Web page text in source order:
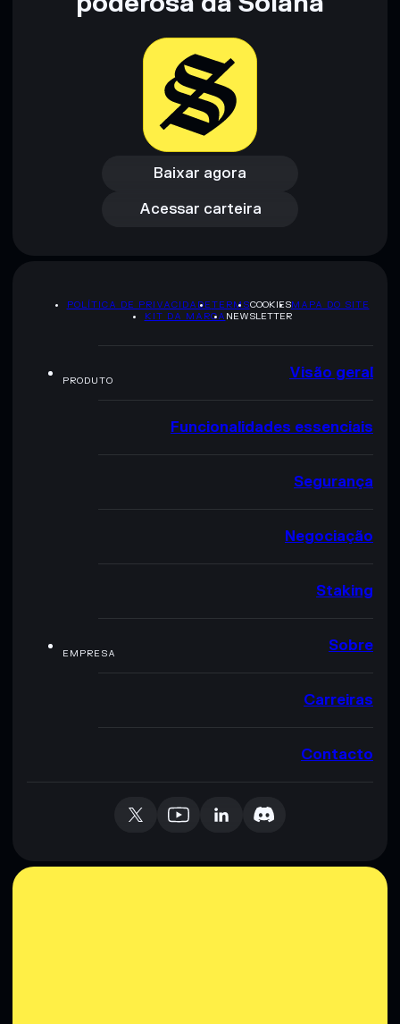
Baixar agora
Baixar agora
Acessar carteira
Acessar carteira
POLÍTICA DE PRIVACIDADETERMSCOOKIESMAPA DO SITE
KIT DA MARCA NEWSLETTER
PRODUTO Visão geral
Funcionalidades essenciais
Segurança
Negociação
Staking
EMPRESA Sobre
Carreiras
Contacto